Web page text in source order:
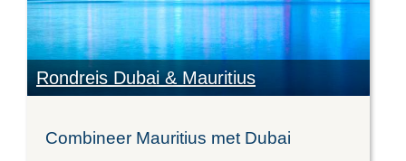
Rondreis Dubai & Mauritius
Combineer Mauritius met Dubai